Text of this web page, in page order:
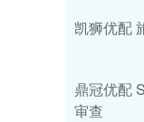
凯狮优配
鼎冠优配
审查